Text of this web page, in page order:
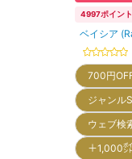
4997ポイント
ベイシア
700円
ジャンル
ウェブ検
＋1,000